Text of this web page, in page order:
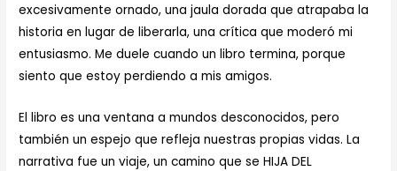
excesivamente ornado, una jaula dorada que atrapaba la
historia en lugar de liberarla, una crítica que moderó mi
entusiasmo. Me duele cuando un libro termina, porque
siento que estoy perdiendo a mis amigos.
El libro es una ventana a mundos desconocidos, pero
también un espejo que refleja nuestras propias vidas. La
narrativa fue un viaje, un camino que se HIJA DEL